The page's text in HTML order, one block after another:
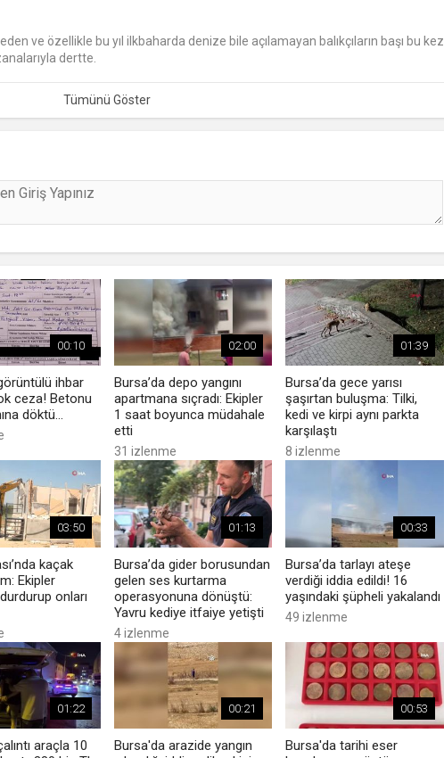
ve özellikle bu yıl ilkbaharda denize bile açılamayan balıkçıların başı bu kez
dertte.
00:10
ihbar
ceza! Betonu
döktü...
02:00
Bursa’da depo yangını
apartmana sıçradı: Ekipler
1 saat boyunca müdahale
etti
31 izlenme
01:39
Bursa’da gece yarısı
şaşırtan buluşma: Tilki,
kedi ve kirpi aynı parkta
karşılaştı
8 izlenme
03:50
kaçak
Ekipler
onları
01:13
Bursa’da gider borusundan
gelen ses kurtarma
operasyonuna dönüştü:
Yavru kediye itfaiye yetişti
4 izlenme
00:33
Bursa’da tarlayı ateşe
verdiği iddia edildi! 16
yaşındaki şüpheli yakalandı
49 izlenme
01:22
araçla 10
00:21
Bursa'da arazide yangın
00:53
Bursa'da tarihi eser